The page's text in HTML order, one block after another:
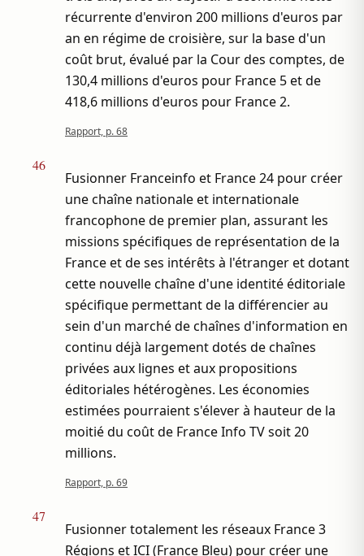
récurrente d'environ 200 millions d'euros par
an en régime de croisière, sur la base d'un
coût brut, évalué par la Cour des comptes, de
130,4 millions d'euros pour France 5 et de
418,6 millions d'euros pour France 2.
Rapport, p. 68
46
Fusionner Franceinfo et France 24 pour créer
une chaîne nationale et internationale
francophone de premier plan, assurant les
missions spécifiques de représentation de la
France et de ses intérêts à l'étranger et dotant
cette nouvelle chaîne d'une identité éditoriale
spécifique permettant de la différencier au
sein d'un marché de chaînes d'information en
continu déjà largement dotés de chaînes
privées aux lignes et aux propositions
éditoriales hétérogènes. Les économies
estimées pourraient s'élever à hauteur de la
moitié du coût de France Info TV soit 20
millions.
Rapport, p. 69
47
Fusionner totalement les réseaux France 3
Régions et ICI (France Bleu) pour créer une